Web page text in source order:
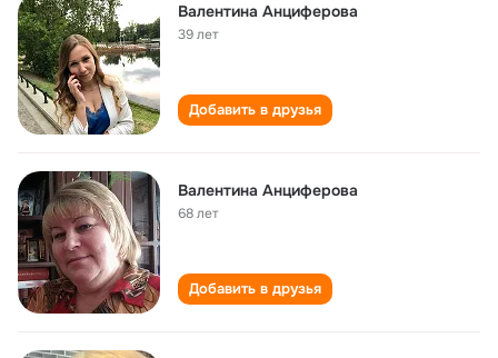
Валентина Анциферова
39 лет
Добавить в друзья
Валентина Анциферова
68 лет
Добавить в друзья